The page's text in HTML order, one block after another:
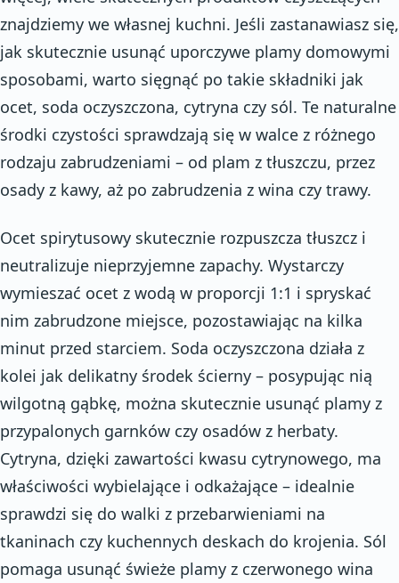
znajdziemy we własnej kuchni. Jeśli zastanawiasz się,
jak skutecznie usunąć uporczywe plamy domowymi
sposobami, warto sięgnąć po takie składniki jak
ocet, soda oczyszczona, cytryna czy sól. Te naturalne
środki czystości sprawdzają się w walce z różnego
rodzaju zabrudzeniami – od plam z tłuszczu, przez
osady z kawy, aż po zabrudzenia z wina czy trawy.
Ocet spirytusowy skutecznie rozpuszcza tłuszcz i
neutralizuje nieprzyjemne zapachy. Wystarczy
wymieszać ocet z wodą w proporcji 1:1 i spryskać
nim zabrudzone miejsce, pozostawiając na kilka
minut przed starciem. Soda oczyszczona działa z
kolei jak delikatny środek ścierny – posypując nią
wilgotną gąbkę, można skutecznie usunąć plamy z
przypalonych garnków czy osadów z herbaty.
Cytryna, dzięki zawartości kwasu cytrynowego, ma
właściwości wybielające i odkażające – idealnie
sprawdzi się do walki z przebarwieniami na
tkaninach czy kuchennych deskach do krojenia. Sól
pomaga usunąć świeże plamy z czerwonego wina